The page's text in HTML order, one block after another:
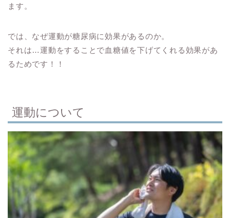
ます。
では、なぜ運動が糖尿病に効果があるのか。
それは…運動をすることで血糖値を下げてくれる効果があ
るためです！！
運動について